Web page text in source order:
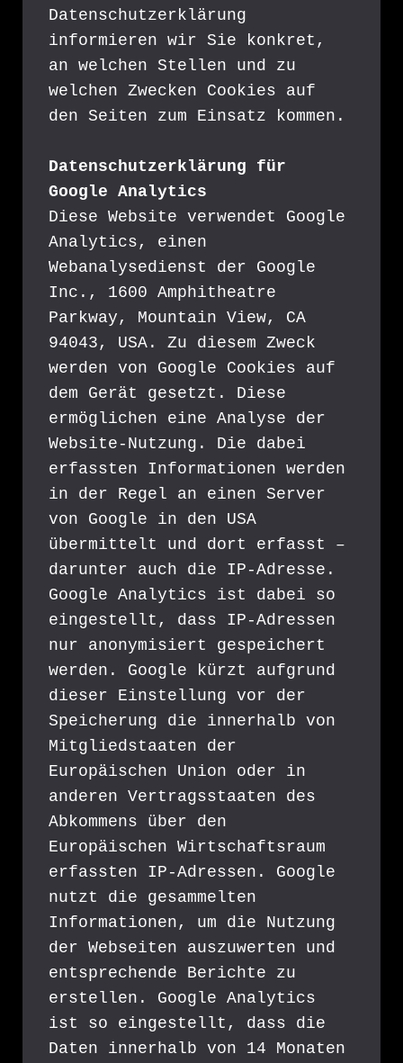
Datenschutzerklärung
informieren wir Sie konkret,
an welchen Stellen und zu
welchen Zwecken Cookies auf
den Seiten zum Einsatz kommen.
Datenschutzerklärung für
Google Analytics
Diese Website verwendet Google
Analytics, einen
Webanalysedienst der Google
Inc., 1600 Amphitheatre
Parkway, Mountain View, CA
94043, USA. Zu diesem Zweck
werden von Google Cookies auf
dem Gerät gesetzt. Diese
ermöglichen eine Analyse der
Website-Nutzung. Die dabei
erfassten Informationen werden
in der Regel an einen Server
von Google in den USA
übermittelt und dort erfasst –
darunter auch die IP-Adresse.
Google Analytics ist dabei so
eingestellt, dass IP-Adressen
nur anonymisiert gespeichert
werden. Google kürzt aufgrund
dieser Einstellung vor der
Speicherung die innerhalb von
Mitgliedstaaten der
Europäischen Union oder in
anderen Vertragsstaaten des
Abkommens über den
Europäischen Wirtschaftsraum
erfassten IP-Adressen. Google
nutzt die gesammelten
Informationen, um die Nutzung
der Webseiten auszuwerten und
entsprechende Berichte zu
erstellen. Google Analytics
ist so eingestellt, dass die
Daten innerhalb von 14 Monaten